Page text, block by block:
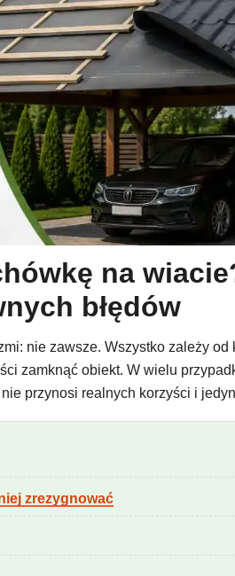
na
błędów
nie zawsze. Wszystko zależy
zamknąć obiekt. W wielu
przynosi realnych korzyści i
zrezygnować